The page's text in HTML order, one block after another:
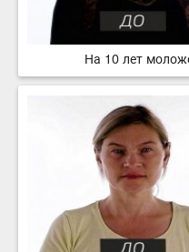
На 10 лет